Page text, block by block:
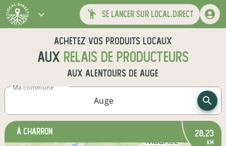
se lancer sur local.direct
Achetez vos produits locaux
aux relais de producteurs
aux alentours de Auge
Ma commune
à Charron 28,23
km